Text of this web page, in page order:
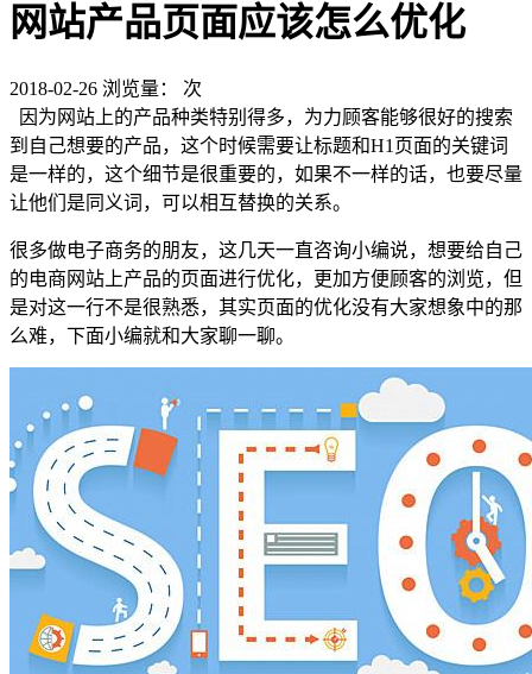
网站产品页面应该怎么优化
2018-02-26 浏览量：
次
因为网站上的产品种类特别得多，为力顾客能够很好的搜索
到自己想要的产品，这个时候需要让标题和H1页面的关键词
是一样的，这个细节是很重要的，如果不一样的话，也要尽量
让他们是同义词，可以相互替换的关系。
很多做电子商务的朋友，这几天一直咨询小编说，想要给自己
的电商网站上产品的页面进行优化，更加方便顾客的浏览，但
是对这一行不是很熟悉，其实页面的优化没有大家想象中的那
么难，下面小编就和大家聊一聊。